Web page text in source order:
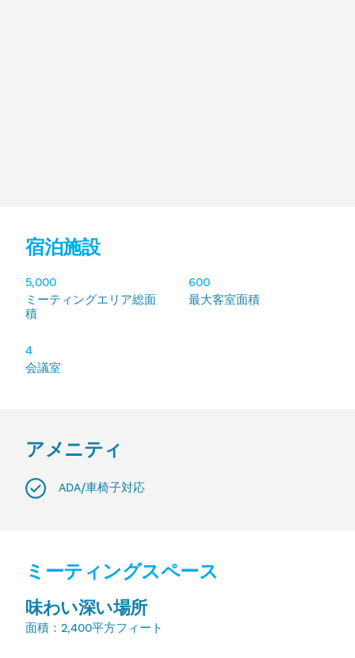
宿泊施設
宿泊施設
ミーティングエリア総面
積
5,000
最大客室面積
600
会議室
4
アメニティ
ADA/車椅子対応
ミーティングスペース
味わい深い場所
面積 ：2,400平方フィート